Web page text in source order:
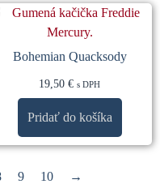
Bohemian Quacksody
19,50 € s DPH
Pridať do košíka
9 10 →